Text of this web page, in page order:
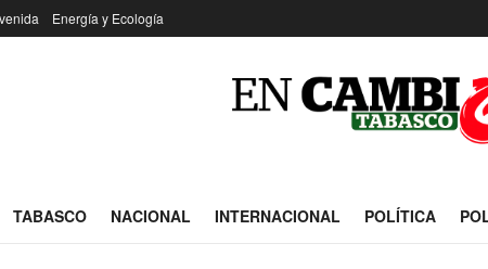
Energía y Ecología
TABASCO NACIONAL INTERNACIONAL POLÍTICA